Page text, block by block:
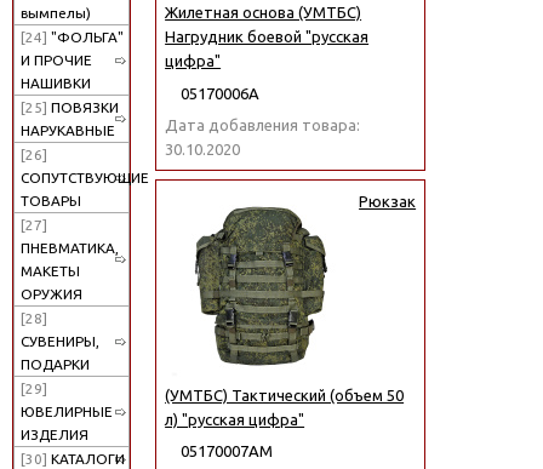
вымпелы)
[24] "ФОЛЬГА"
И ПРОЧИЕ
НАШИВКИ
[25] ПОВЯЗКИ
НАРУКАВНЫЕ
[26]
СОПУТСТВУЮЩИЕ
ТОВАРЫ
[27]
ПНЕВМАТИКА,
МАКЕТЫ
ОРУЖИЯ
[28]
СУВЕНИРЫ,
ПОДАРКИ
[29]
ЮВЕЛИРНЫЕ
ИЗДЕЛИЯ
[30] КАТАЛОГИ
Жилетная основа (УМТБС)
Нагрудник боевой "русская
цифра"
05170006А
Дата добавления товара:
30.10.2020
Рюкзак
(УМТБС) Тактический (объем 50
л) "русская цифра"
05170007АМ